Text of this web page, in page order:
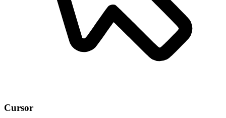
Cursor